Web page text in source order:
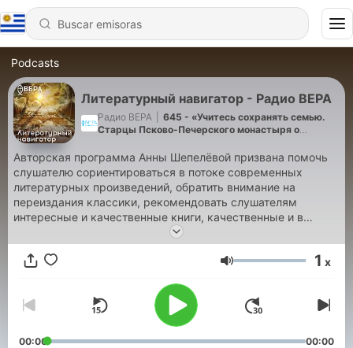
Podcasts
Литературный навигатор - Радио ВЕРА
Радио ВЕРА
645 - «Учитесь сохранять семью.
Старцы Псково-Печерского монастыря о
Авторская программа Анны Шепелёвой призвана помочь
слушателю сориентироваться в потоке современных
литературных произведений, обратить внимание на
переиздания классики, рекомендовать слушателям
интересные и качественные книги, качественные и в
содержательном, и в художественном плане.
Volumen 1 x
00:00 00:00